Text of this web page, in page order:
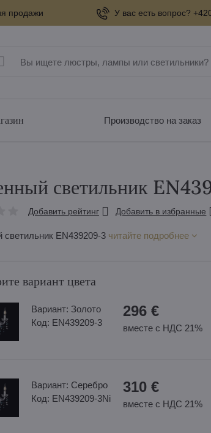
продажи У вас есть вопрос?
Производство на заказ
светильник
Добавить рейтинг Добавить в избранные
светильник EN439209-3 читайте подробнее
вариант цвета
Вариант: Золотo
Код: EN439209-3
296 €
вместе с НДС 21%
Вариант: Cеребро
Код: EN439209-3Ni
310 €
вместе с НДС 21%